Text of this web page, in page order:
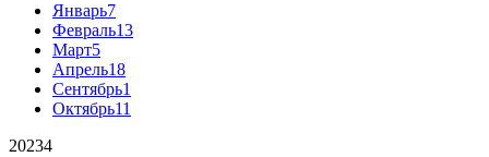
Январь7
Февраль13
Март5
Апрель18
Сентябрь1
Октябрь11
20234